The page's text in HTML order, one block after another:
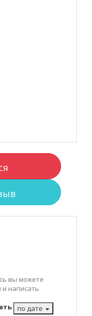
вы можете
написать
по дате